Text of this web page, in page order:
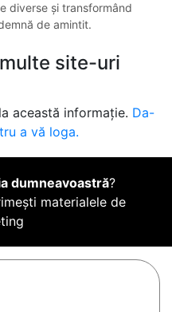
diverse și transformând
de amintit.
site-uri
această informație. Da-
a vă loga.
dumneavoastră?
materialele de